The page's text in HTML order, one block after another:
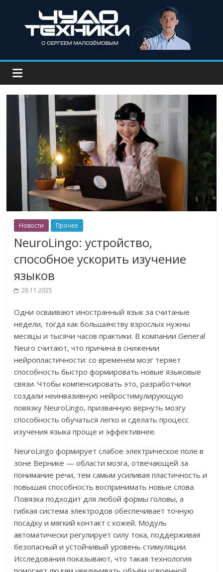
Новости Прочее
NeuroLingo: устройство,
способное ускорить изучение
языков
28.11.2025
Одни осваивают иностранный язык за считаные
недели, тогда как большинству взрослых нужны
месяцы и тысячи часов практики. В компании General
Neuro считают, что причина в снижении
нейропластичности: со временем мозг теряет
способность быстро формировать новые языковые
связи. Чтобы компенсировать это, разработчики
создали неинвазивную нейростимулирующую
повязку NeuroLingo, призванную вернуть мозгу
способность обучаться легко и сделать процесс
изучения языка проще и эффективнее.
NeuroLingo формирует слабое электрическое поле в
зоне Вернике — области мозга, отвечающей за
понимание речи, тем самым усиливая пластичность и
повышая способность воспринимать новые слова.
Повязка подходит для любой формы головы, а
гибкая система электродов обеспечивает точную
посадку и мягкий контакт с кожей. Модуль
автоматически регулирует силу тока, поддерживая
безопасный и устойчивый уровень стимуляции.
Исследования показывают, что такая технология